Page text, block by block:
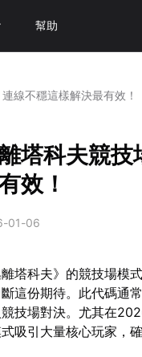
幫助
線不穩這樣解決最有效！
塔科夫競
效！
01-06
離塔科夫》的競技場
這份期待。此代碼通
技場對決。尤其在
吸引大量核心玩家，